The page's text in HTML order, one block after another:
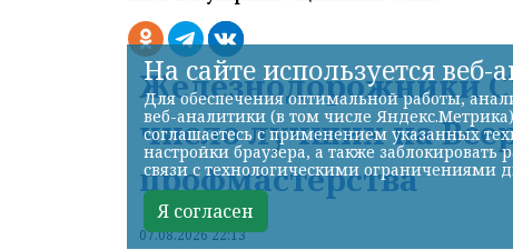
Железнодорожники
число лучших на
профмастерства
07.08.2026 22:13
На сайте используется веб-
Для обеспечения оптимальной работы,
веб-аналитики (в том числе
соглашаетесь с применением указанных
настройки браузера, а также
связи с технологическими ограничениями
Я согласен